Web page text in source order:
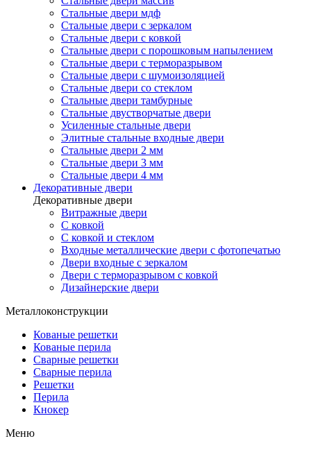
Стальные двери мдф
Стальные двери с зеркалом
Стальные двери с ковкой
Стальные двери с порошковым напылением
Стальные двери с терморазрывом
Стальные двери с шумоизоляцией
Стальные двери со стеклом
Стальные двери тамбурные
Стальные двустворчатые двери
Усиленные стальные двери
Элитные стальные входные двери
Стальные двери 2 мм
Стальные двери 3 мм
Стальные двери 4 мм
Декоративные двери
Декоративные двери
Витражные двери
С ковкой
С ковкой и стеклом
Входные металлические двери с фотопечатью
Двери входные с зеркалом
Двери с терморазрывом с ковкой
Дизайнерские двери
Металлоконструкции
Кованые решетки
Кованые перила
Сварные решетки
Сварные перила
Решетки
Перила
Кнокер
Меню